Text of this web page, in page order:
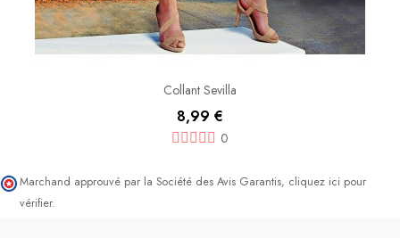
Collant Sevilla
8,99 €
0
Marchand approuvé par la Société des Avis Garantis, cliquez ici pour
vérifier.